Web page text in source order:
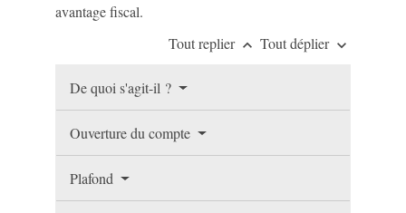
avantage fiscal.
Tout replier keyboard_arrow_up Tout déplier keyboard_arrow_down
De quoi s'agit-il ?
Ouverture du compte
Plafond